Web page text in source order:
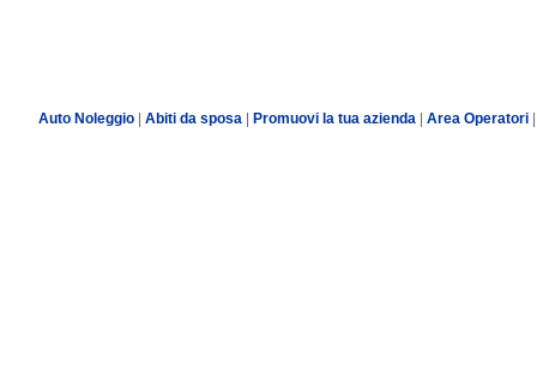
Auto Noleggio| Abiti da sposa| Promuovi la tua azienda Area Operatori